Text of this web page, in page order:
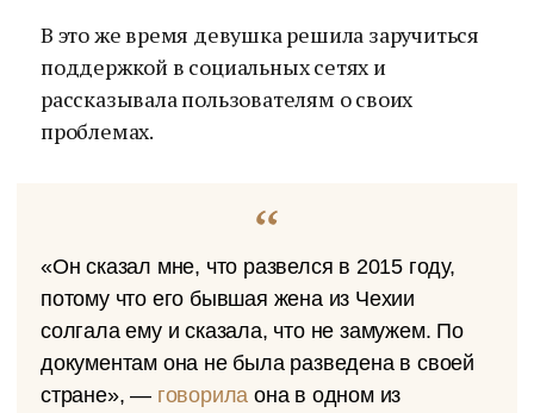
В это же время девушка решила заручиться
поддержкой в социальных сетях и
рассказывала пользователям о своих
проблемах.
«Он сказал мне, что развелся в 2015 году,
потому что его бывшая жена из Чехии
солгала ему и сказала, что не замужем. По
документам она не была разведена в своей
стране», — говорила она в одном из